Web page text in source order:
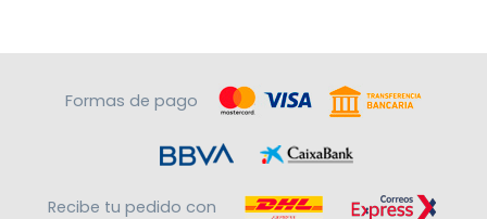
Formas de pago
Recibe tu pedido con